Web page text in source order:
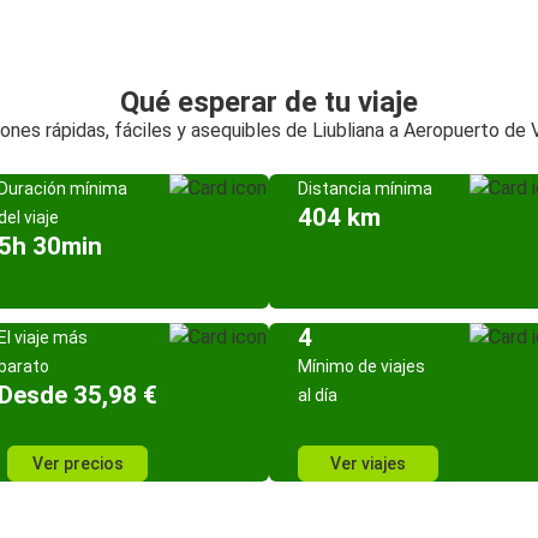
Qué esperar de tu viaje
rápidas, fáciles y asequibles de Liubliana a Aeropuerto de
mínima
viaje
30min
Distancia mínima
404 km
viaje más
35,98 €
Ver precios
4
Mínimo de viajes
al día
Ver viajes